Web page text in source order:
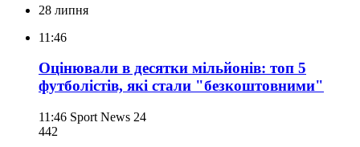
28 липня
11:46
Оцінювали в десятки мільйонів: топ 5
футболістів, які стали "безкоштовними"
11:46 Sport News 24
442